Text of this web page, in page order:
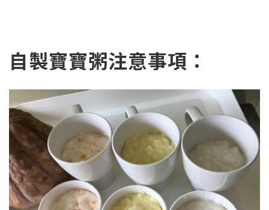
自製寶寶粥注意事項：